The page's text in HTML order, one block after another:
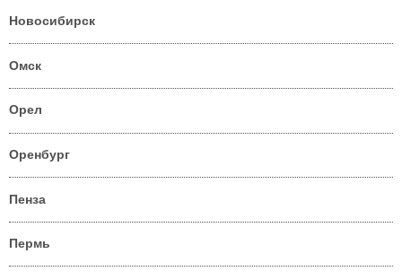
Новосибирск
Омск
Орел
Оренбург
Пенза
Пермь